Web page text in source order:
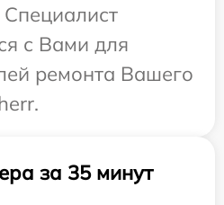
с Вами для
ремонта Вашего
за 35 минут